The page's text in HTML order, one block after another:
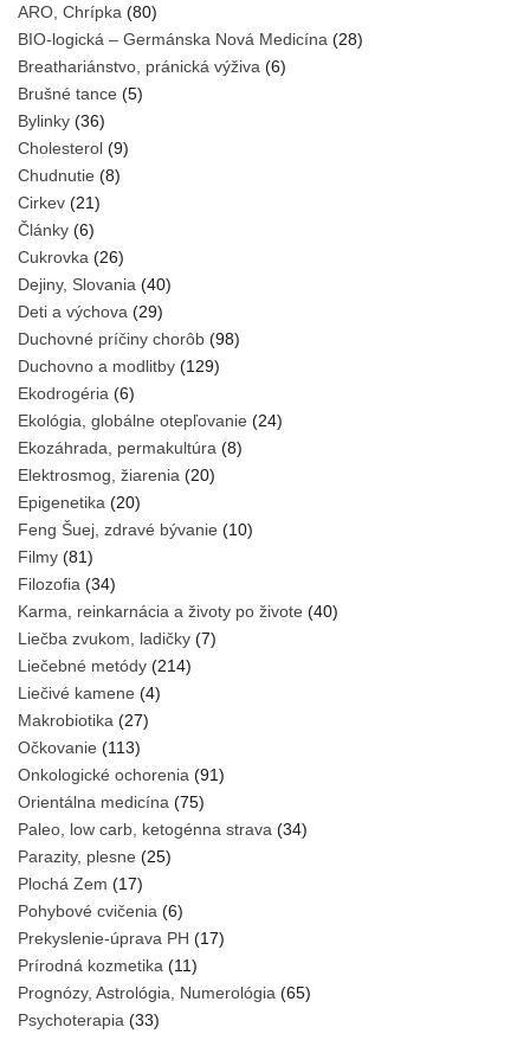
ARO, Chrípka (80)
BIO-logická – Germánska Nová Medicína (28)
Breathariánstvo, pránická výživa (6)
Brušné tance (5)
Bylinky (36)
Cholesterol (9)
Chudnutie (8)
Cirkev (21)
Články (6)
Cukrovka (26)
Dejiny, Slovania (40)
Deti a výchova (29)
Duchovné príčiny chorôb (98)
Duchovno a modlitby (129)
Ekodrogéria (6)
Ekológia, globálne otepľovanie (24)
Ekozáhrada, permakultúra (8)
Elektrosmog, žiarenia (20)
Epigenetika (20)
Feng Šuej, zdravé bývanie (10)
Filmy (81)
Filozofia (34)
Karma, reinkarnácia a životy po živote (40)
Liečba zvukom, ladičky (7)
Liečebné metódy (214)
Liečivé kamene (4)
Makrobiotika (27)
Očkovanie (113)
Onkologické ochorenia (91)
Orientálna medicína (75)
Paleo, low carb, ketogénna strava (34)
Parazity, plesne (25)
Plochá Zem (17)
Pohybové cvičenia (6)
Prekyslenie-úprava PH (17)
Prírodná kozmetika (11)
Prognózy, Astrológia, Numerológia (65)
Psychoterapia (33)